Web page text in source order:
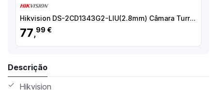
Hikvision DS-2CD1343G2-LIU(2.8mm) Câmara Turret IP, 4 MP, 2.8 mm, 30 m, PoE, IP67, Áudio, WDR (120 dB), Branco - 6931847188986
77,99 €
Descrição
Hikvision